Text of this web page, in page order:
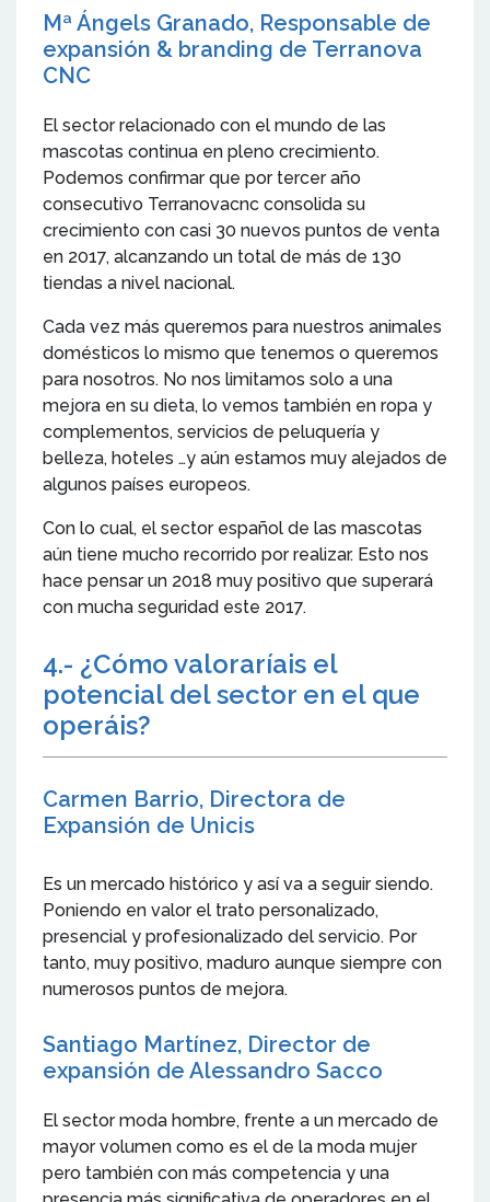
Mª Ángels Granado, Responsable de
expansión & branding de Terranova
CNC
El sector relacionado con el mundo de las
mascotas continua en pleno crecimiento.
Podemos confirmar que por tercer año
consecutivo Terranovacnc consolida su
crecimiento con casi 30 nuevos puntos de venta
en 2017, alcanzando un total de más de 130
tiendas a nivel nacional.
Cada vez más queremos para nuestros animales
domésticos lo mismo que tenemos o queremos
para nosotros. No nos limitamos solo a una
mejora en su dieta, lo vemos también en ropa y
complementos, servicios de peluquería y
belleza, hoteles …y aún estamos muy alejados de
algunos países europeos.
Con lo cual, el sector español de las mascotas
aún tiene mucho recorrido por realizar. Esto nos
hace pensar un 2018 muy positivo que superará
con mucha seguridad este 2017.
4.- ¿Cómo valoraríais el
potencial del sector en el que
operáis?
Carmen Barrio, Directora de
Expansión de Unicis
Es un mercado histórico y así va a seguir siendo.
Poniendo en valor el trato personalizado,
presencial y profesionalizado del servicio. Por
tanto, muy positivo, maduro aunque siempre con
numerosos puntos de mejora.
Santiago Martínez, Director de
expansión de Alessandro Sacco
El sector moda hombre, frente a un mercado de
mayor volumen como es el de la moda mujer
pero también con más competencia y una